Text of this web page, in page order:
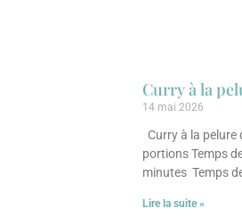
Curry à la
14 mai 2026
Curry à la pelure
portions Temps
minutes Temps
Lire la suite »